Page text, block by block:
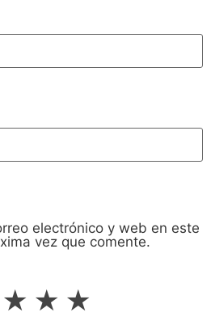
electrónico y web en este
vez que comente.
★
★
★